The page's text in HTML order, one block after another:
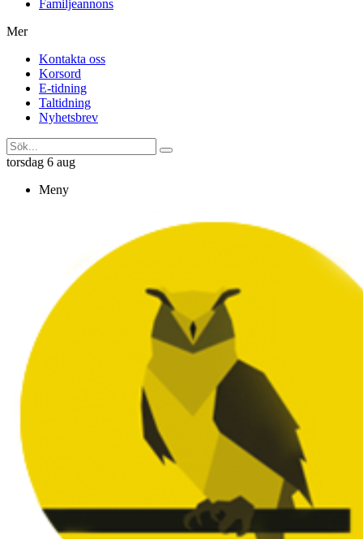
Familjeannons
Mer
Kontakta oss
Korsord
E-tidning
Taltidning
Nyhetsbrev
torsdag 6 aug
Meny